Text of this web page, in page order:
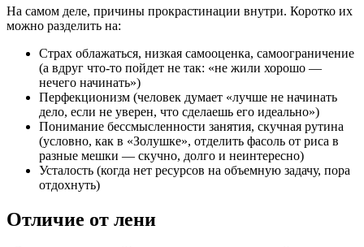
На самом деле, причины прокрастинации внутри. Коротко их
можно разделить на:
Страх облажаться, низкая самооценка, самоограничение
(а вдруг что-то пойдет не так: «не жили хорошо —
нечего начинать»)
Перфекционизм (человек думает «лучше не начинать
дело, если не уверен, что сделаешь его идеально»)
Понимание бессмысленности занятия, скучная рутина
(условно, как в «Золушке», отделить фасоль от риса в
разные мешки — скучно, долго и неинтересно)
Усталость (когда нет ресурсов на объемную задачу, пора
отдохнуть)
Отличие от лени